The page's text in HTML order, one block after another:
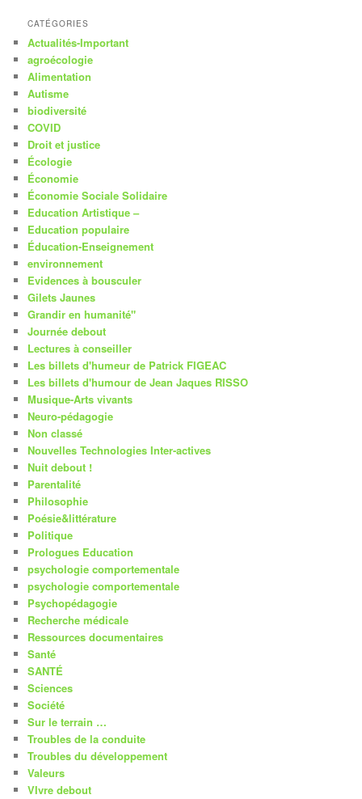
CATÉGORIES
Actualités-Important
agroécologie
Alimentation
Autisme
biodiversité
COVID
Droit et justice
Écologie
Économie
Économie Sociale Solidaire
Education Artistique –
Education populaire
Éducation-Enseignement
environnement
Evidences à bousculer
Gilets Jaunes
Grandir en humanité"
Journée debout
Lectures à conseiller
Les billets d'humeur de Patrick FIGEAC
Les billets d'humour de Jean Jaques RISSO
Musique-Arts vivants
Neuro-pédagogie
Non classé
Nouvelles Technologies Inter-actives
Nuit debout !
Parentalité
Philosophie
Poésie&littérature
Politique
Prologues Education
psychologie comportementale
psychologie comportementale
Psychopédagogie
Recherche médicale
Ressources documentaires
Santé
SANTÉ
Sciences
Société
Sur le terrain …
Troubles de la conduite
Troubles du développement
Valeurs
VIvre debout